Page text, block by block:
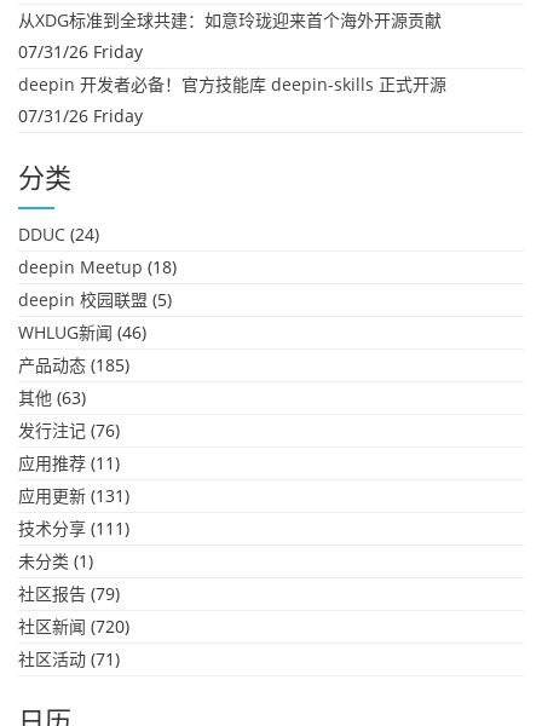
从XDG标准到全球共建：如意玲珑迎来首个海外开源贡献
07/31/26 Friday
deepin 开发者必备！官方技能库 deepin-skills 正式开源
07/31/26 Friday
分类
DDUC (24)
deepin Meetup (18)
deepin 校园联盟 (5)
WHLUG新闻 (46)
产品动态 (185)
其他 (63)
发行注记 (76)
应用推荐 (11)
应用更新 (131)
技术分享 (111)
未分类 (1)
社区报告 (79)
社区新闻 (720)
社区活动 (71)